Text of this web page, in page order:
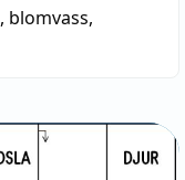
, blomvass,